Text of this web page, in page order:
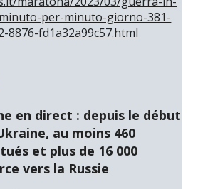
per-minuto-giorno-381-
8876-fd1a32a99c57.html
en direct : depuis le début
au moins 460
et plus de 16 000
vers la Russie